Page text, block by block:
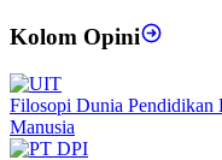
Kolom Opini
Filosopi Dunia Pendidikan
Manusia